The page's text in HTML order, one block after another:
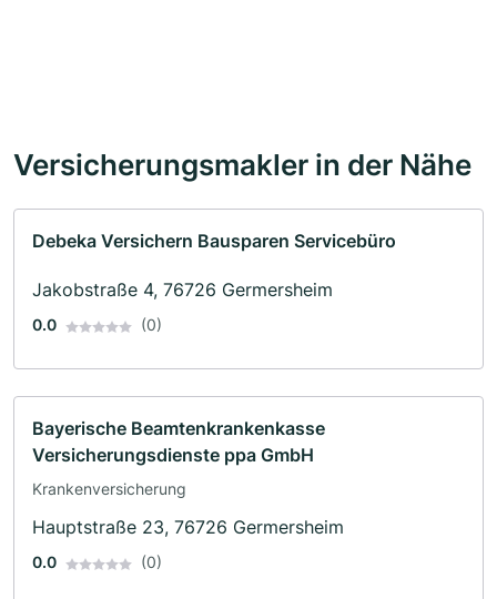
Versicherungsmakler in der Nähe
Debeka Versichern Bausparen Servicebüro
Jakobstraße 4, 76726 Germersheim
0.0 (0)
Bayerische Beamtenkrankenkasse
Versicherungsdienste ppa GmbH
Krankenversicherung
Hauptstraße 23, 76726 Germersheim
0.0 (0)